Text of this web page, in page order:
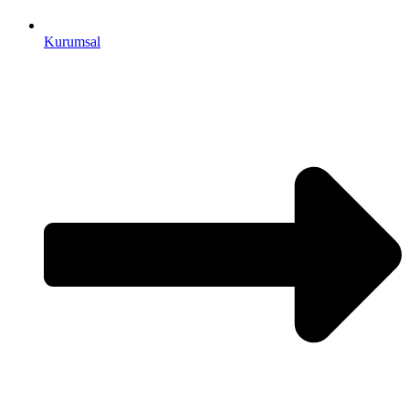
Kurumsal